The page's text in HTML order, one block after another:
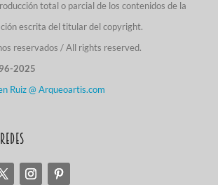
total o parcial de los contenidos de la
escrita del titular del copyright.
reservados / All rights reserved.
2025
Ruiz @ Arqueoartis.com